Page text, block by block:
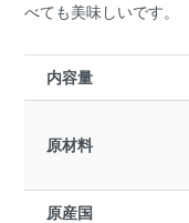
べても美味しいです。
内容量
原材料
原産国